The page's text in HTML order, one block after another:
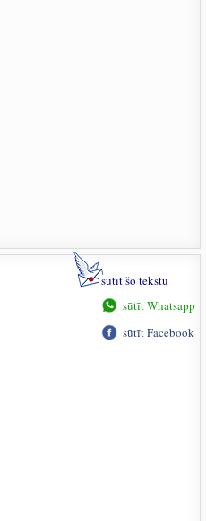
sūtīt šo tekstu
sūtīt Whatsapp
sūtīt Facebook